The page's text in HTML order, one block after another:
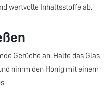
wertvolle Inhaltsstoffe ab.
Gerüche an. Halte das Glas
nimm den Honig mit einem